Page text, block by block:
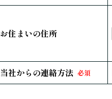
お住まいの住所
当社からの連絡方法 必須